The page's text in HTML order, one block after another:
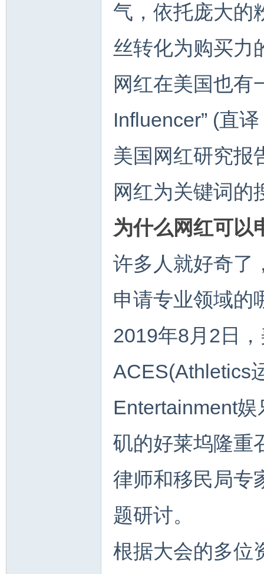
气，依托庞大的
丝转化为购买力
网红在美国也有
Influencer” (直
美国网红研究报
网红为关键词的
为什么网红可以
许多人就好奇了
申请专业领域的
2019年8月2日
ACES(Athletics
Entertainment
矶的好莱坞隆重
律师和移民局专
题研讨。
根据大会的多位